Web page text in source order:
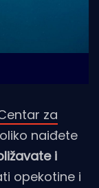
za
naiđete
i
opekotine i